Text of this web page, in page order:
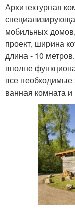
Архитектурная
мобильных
проект, ширина
длина - 10
вполне
все необходимые
ванная комната